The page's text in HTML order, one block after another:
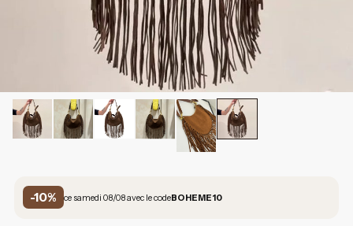
-10% ce samedi 08/08 avec le codeBOHEME10